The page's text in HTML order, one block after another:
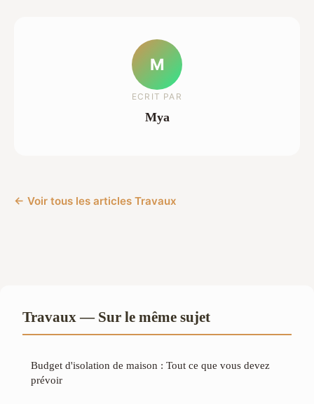
M
ECRIT PAR
Mya
← Voir tous les articles Travaux
Travaux — Sur le même sujet
Budget d'isolation de maison : Tout ce que vous devez
prévoir